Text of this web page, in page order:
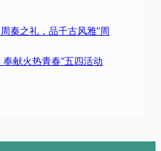
秦之礼，品千古风雅”周
奉献火热青春”五四活动